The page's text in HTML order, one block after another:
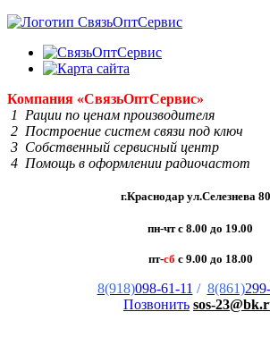
Компания «СвязьОптСервис»
1 Рации по ценам производителя
2 Построение систем связи под ключ
3 Собственный сервисный центр
4 Помощь в оформлении радиочастот
г.Краснодар ул.Селезнева
пн-чт с 8.00 до 19.00
пт-сб с 9.00 до 18.00
8(918)098-61-11 / 8(861)
Позвонить sos-